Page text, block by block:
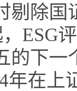
剔除国
ESG
的下
年在